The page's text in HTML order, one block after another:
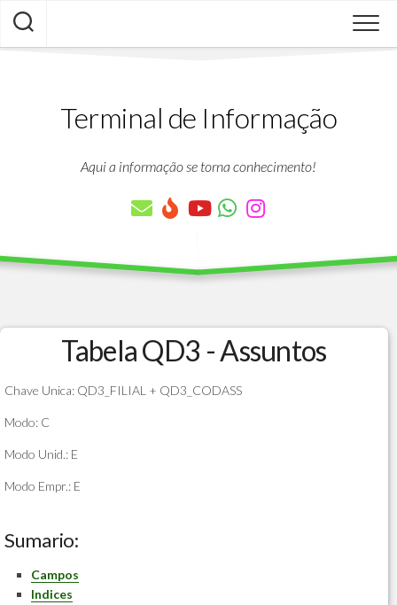
Skip
content
Terminal de Informação
Aqui a informação se torna conhecimento!
Tabela QD3 - Assuntos
Chave Unica: QD3_FILIAL + QD3_CODASS
Modo: C
Modo Unid.: E
Modo Empr.: E
Sumario:
Campos
Indices